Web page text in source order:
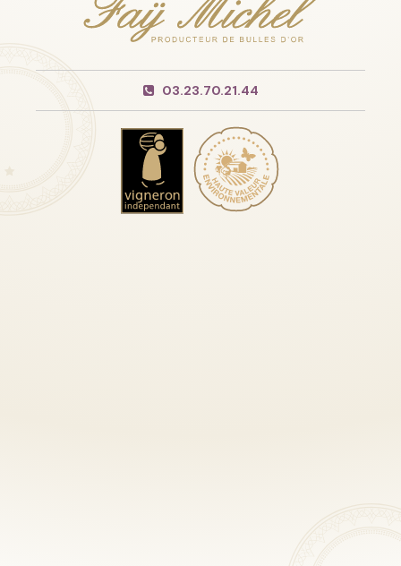
03.23.70.21.44